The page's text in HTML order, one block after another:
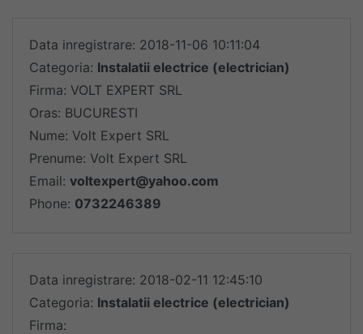
Data inregistrare: 2018-11-06 10:11:04
Categoria: Instalatii electrice (electrician)
Firma: VOLT EXPERT SRL
Oras: BUCURESTI
Nume: Volt Expert SRL
Prenume: Volt Expert SRL
Email: voltexpert@yahoo.com
Phone: 0732246389
Data inregistrare: 2018-02-11 12:45:10
Categoria: Instalatii electrice (electrician)
Firma: